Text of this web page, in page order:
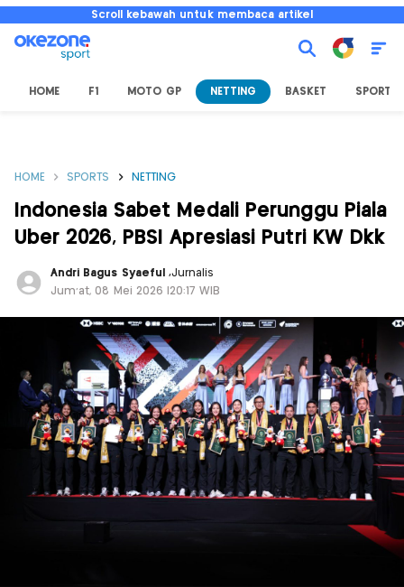
Scroll kebawah untuk membaca artikel
HOME F1 MOTO GP NETTING BASKET SPORT
HOME SPORTS NETTING
Indonesia Sabet Medali Perunggu Piala
Uber 2026, PBSI Apresiasi Putri KW Dkk
Andri Bagus Syaeful ,Jurnalis
Jum'at, 08 Mei 2026 |20:17 WIB